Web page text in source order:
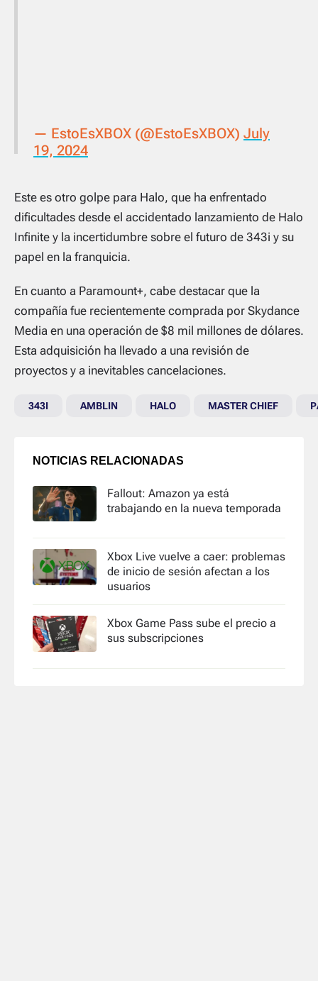
— EstoEsXBOX (@EstoEsXBOX) July
19, 2024
Este es otro golpe para Halo, que ha enfrentado
dificultades desde el accidentado lanzamiento de Halo
Infinite y la incertidumbre sobre el futuro de 343i y su
papel en la franquicia.
En cuanto a Paramount+, cabe destacar que la
compañía fue recientemente comprada por Skydance
Media en una operación de $8 mil millones de dólares.
Esta adquisición ha llevado a una revisión de
proyectos y a inevitables cancelaciones.
343I AMBLIN HALO MASTER CHIEF
NOTICIAS RELACIONADAS
Fallout: Amazon ya está
trabajando en la nueva temporada
Xbox Live vuelve a caer: problemas
de inicio de sesión afectan a los
usuarios
Xbox Game Pass sube el precio a
sus subscripciones